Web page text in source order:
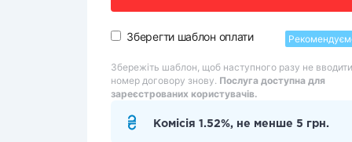
Зберегти шаблон оплати
Збережіть шаблон, щоб наступного разу не вводити
номер договору знову. Послуга доступна для
зареєстрованих користувачів.
Комісія 1.52%, не менше 5 грн.